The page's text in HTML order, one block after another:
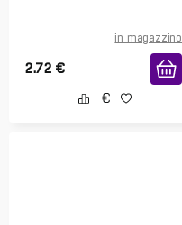
in magazzino
2.72 €